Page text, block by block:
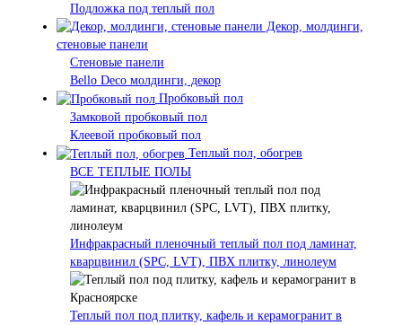
Подложка под теплый пол
Декор, молдинги,
стеновые панели
Стеновые панели
Bello Deco молдинги, декор
Пробковый пол
Замковой пробковый пол
Клеевой пробковый пол
Теплый пол, обогрев
ВСЕ ТЕПЛЫЕ ПОЛЫ
Инфракрасный пленочный теплый пол под ламинат,
кварцвинил (SPC, LVT), ПВХ плитку, линолеум
Теплый пол под плитку, кафель и керамогранит в